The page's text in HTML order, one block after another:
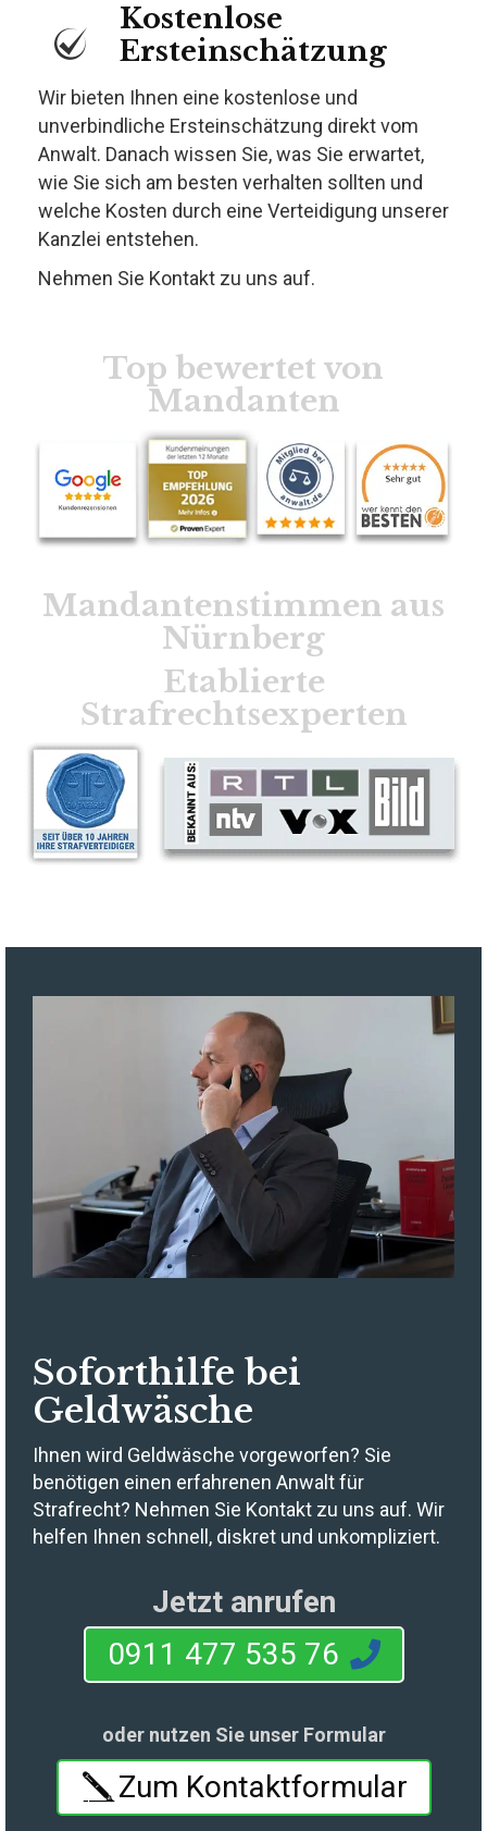
Kostenlose
Ersteinschätzung
Wir bieten Ihnen eine kostenlose und
unverbindliche Ersteinschätzung direkt vom
Anwalt. Danach wissen Sie, was Sie erwartet,
wie Sie sich am besten verhalten sollten und
welche Kosten durch eine Verteidigung unserer
Kanzlei entstehen.
Nehmen Sie Kontakt zu uns auf.
Top bewertet von
Mandanten
Mandantenstimmen aus
Nürnberg
Etablierte
Strafrechtsexperten
Soforthilfe bei
Geldwäsche
Ihnen wird Geldwäsche vorgeworfen? Sie
benötigen einen erfahrenen Anwalt für
Strafrecht? Nehmen Sie Kontakt zu uns auf. Wir
helfen Ihnen schnell, diskret und unkompliziert.
Jetzt anrufen
0911 477 535 76
oder nutzen Sie unser Formular
Zum Kontaktformular